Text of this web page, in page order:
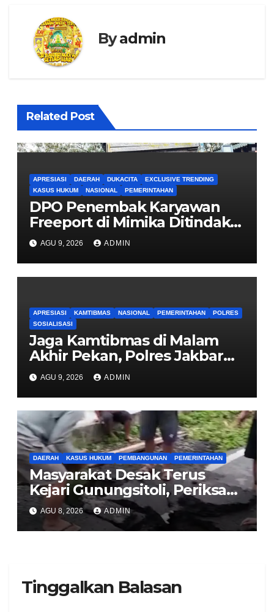
Byadmin
Related Post
APRESIASI DAERAH DUKACITA
EXCLUSIVE TRENDING
KASUS HUKUM
NASIONAL PEMERINTAHAN
DPO Penembak Karyawan
Freeport di Mimika Ditindak
Satgas Amole-2026 di
Tembagapura
AGU 9, 2026 ADMIN
APRESIASI KAMTIBMAS NASIONAL PEMERINTAHAN
POLRES
SOSIALISASI
Jaga Kamtibmas di Malam
Akhir Pekan, Polres Jakbar
Gelar KRYD Bersama Tiga
Pilar
AGU 9, 2026 ADMIN
DAERAH KASUS HUKUM PEMBANGUNAN PEMERINTAHAN
Masyarakat Desak Terus
Kejari Gunungsitoli, Periksa
dan Usut Tuntas Dugaan
Korupsi Proyek Jalan
Sirombu-Afulu (MYC) Senilai
AGU 8, 2026 ADMIN
Tinggalkan Balasan